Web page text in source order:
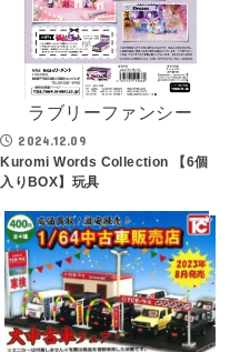
ラブリーファンシー
2024.12.09
Kuromi Words Collection 【6個
入りBOX】玩具